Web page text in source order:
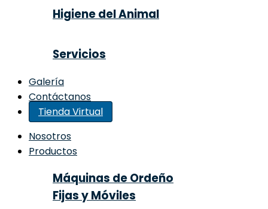
Higiene del Animal
Servicios
Galería
Contáctanos
Tienda Virtual
Nosotros
Productos
Máquinas de Ordeño
Fijas y Móviles